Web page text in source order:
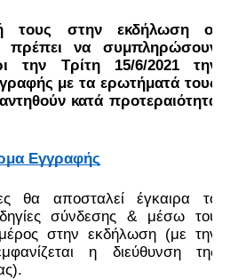
τους στην εκδήλωση οι
πρέπει να συμπληρώσουν
την Τρίτη 15/6/2021 την
με τα ερωτήματά τους
κατά προτεραιότητα
Εγγραφής
θα αποσταλεί έγκαιρα το
σύνδεσης & μέσω του
στην εκδήλωση (με την
η διεύθυνση της